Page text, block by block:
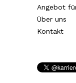
Angebot
Über uns
Kontakt